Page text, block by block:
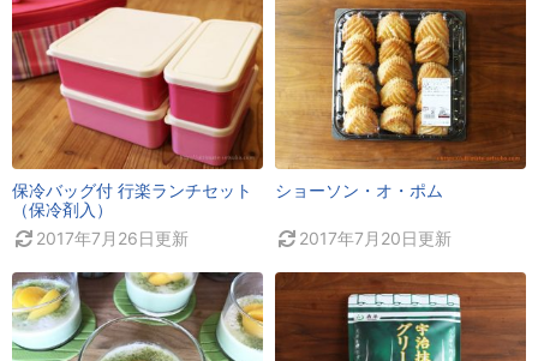
保冷バッグ付 行楽ランチセット
（保冷剤入）
2017年7月26日更新
ショーソン・オ・ポム
2017年7月20日更新